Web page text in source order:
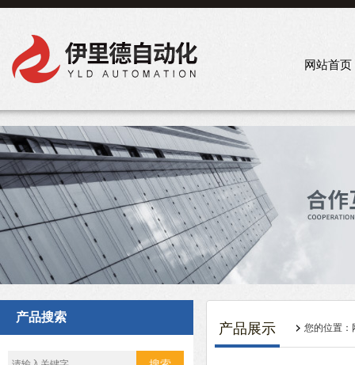
网站首页
产品搜索
产品展示 您的位置：